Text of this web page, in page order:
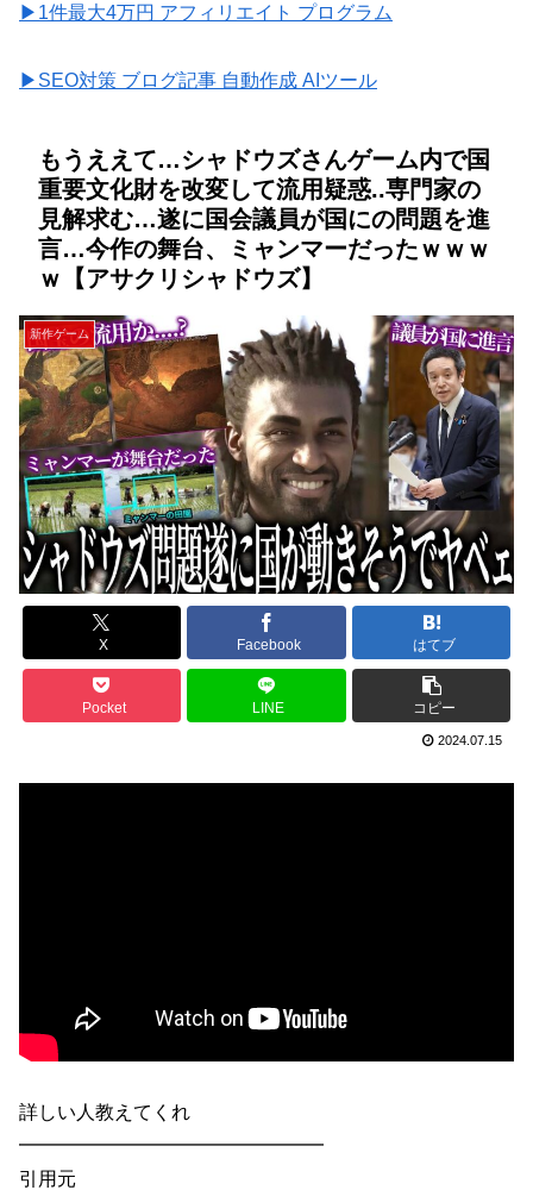
▶1件最大4万円 アフィリエイト プログラム
▶SEO対策 ブログ記事 自動作成 AIツール
もうええて…シャドウズさんゲーム内で国
重要文化財を改変して流用疑惑..専門家の
見解求む…遂に国会議員が国にの問題を進
言…今作の舞台、ミャンマーだったｗｗｗ
ｗ【アサクリシャドウズ】
新作ゲーム
X Facebook はてブ
Pocket LINE コピー
2024.07.15
詳しい人教えてくれ
━━━━━━━━━━━━━━━━
引用元